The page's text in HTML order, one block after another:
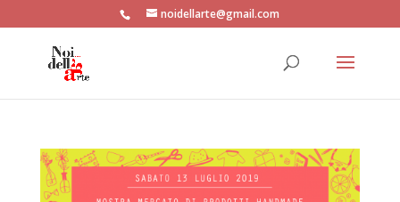
noidellarte@gmail.com